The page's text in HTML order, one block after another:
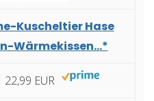
Kuscheltier Hase
Wärmekissen...*
22,99 EUR